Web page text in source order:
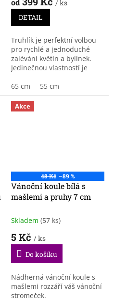
produktu
3,8
5
hvězdiček.
od
/ ks
DETAIL
Truhlík je perfektní volbou
pro rychlé a jednoduché
zalévání květin a bylinek.
Jedinečnou vlastností je
běžně musíte hlídat každý
den, u této...
65 cm 55 cm
Akce
48 Kč –89 %
Vánoční koule bílá s
mašlemi a pruhy 7 cm
Skladem (57 ks)
5 Kč / ks
Do košíku
Nádherná vánoční koule s
mašlemi rozzáří váš vánoční
stromeček.